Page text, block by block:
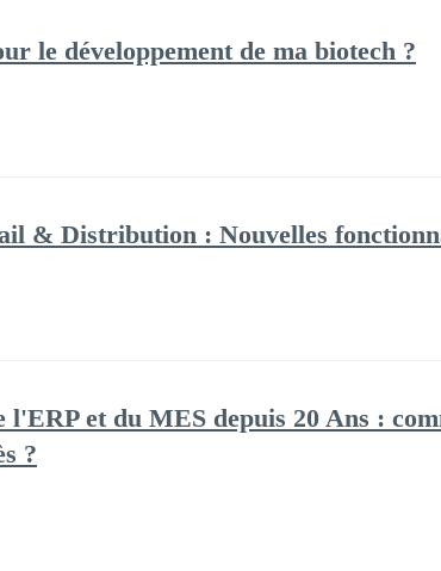
le développement de ma biotech ?
& Distribution : Nouvelles
et du MES depuis 20 Ans :
?